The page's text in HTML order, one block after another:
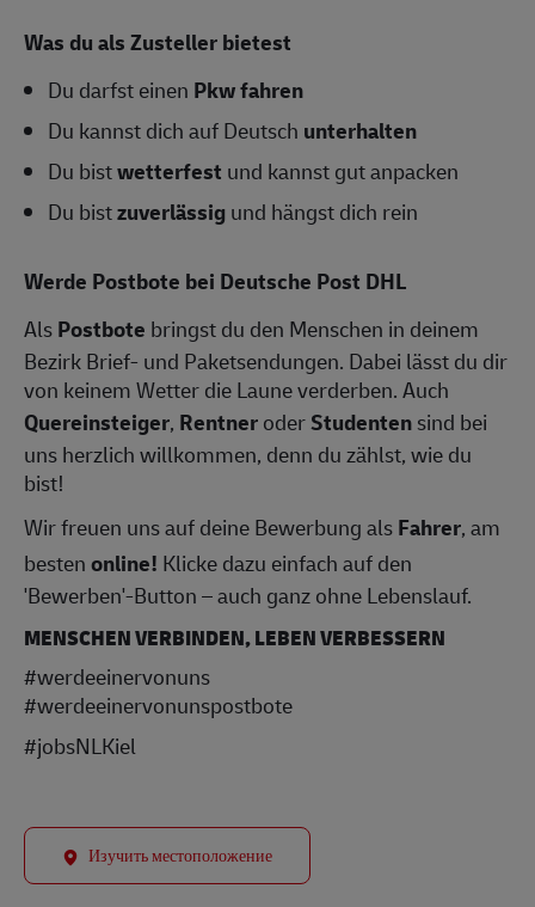
Was du als Zusteller bietest
Du darfst einen Pkw fahren
Du kannst dich auf Deutsch unterhalten
Du bistwetterfest und kannst gut anpacken
Du bistzuverlässigund hängst dich rein
Werde Postbote bei Deutsche Post DHL
AlsPostbote bringst du den Menschen in deinem
Bezirk Brief- und Paketsendungen. Dabei lässt du dir
von keinem Wetter die Laune verderben. Auch
Quereinsteiger, RentneroderStudentensind bei
uns herzlich willkommen, denn du zählst, wie du
bist!
Wir freuen uns auf deine Bewerbung alsFahrer, am
bestenonline! Klicke dazu einfach auf den
'Bewerben'-Button – auch ganz ohne Lebenslauf.
MENSCHEN VERBINDEN, LEBEN VERBESSERN
#werdeeinervonuns
#werdeeinervonunspostbote
#jobsNLKiel
Изучить местоположение